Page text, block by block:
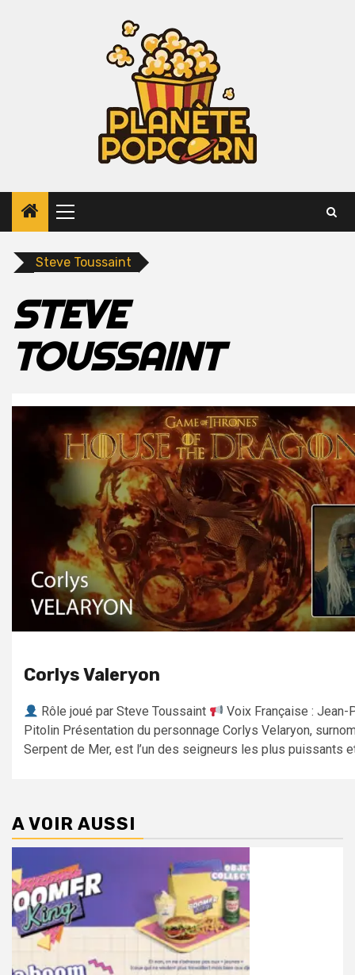
Primary
Menu
Steve Toussaint
STEVE
TOUSSAINT
Corlys Valeryon
Rôle joué par Steve Toussaint
Voix Française : Jean-
Pitolin Présentation du personnage Corlys Velaryon,
Serpent de Mer, est l’un des seigneurs les plus puissants
A VOIR AUSSI